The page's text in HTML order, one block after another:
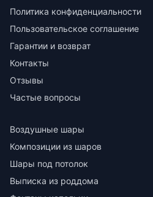
Политика конфиденциальности
Пользовательское соглашение
Гарантии и возврат
Контакты
Отзывы
Частые вопросы
Воздушные шары
Композиции из шаров
Шары под потолок
Выписка из роддома